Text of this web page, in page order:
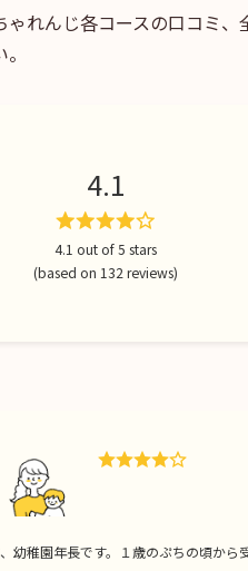
ゃれんじ各コースの口コミ
4.1
4.1 out of 5 stars
(based on 132 reviews)
幼稚園年長です。１歳のぷちの頃から